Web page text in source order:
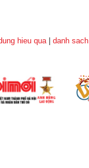
hieu qua| danh